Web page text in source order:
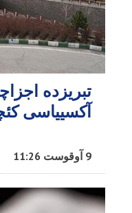
تبریزده
آکسییاسی
9 آوقوست 11:26